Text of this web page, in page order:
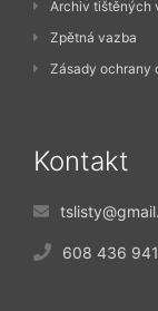
Archiv tištěných
Zpětná vazba
Zásady ochrany
Kontakt
608 436 941